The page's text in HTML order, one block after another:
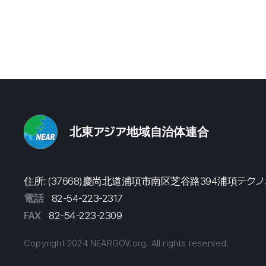
北東アジア地域自治体連合
住所: (37668)慶尚北道浦項市南区芝谷路394浦項テク
電話
82-54-223-2317
FAX
82-54-223-2309
Copyright 2024 NEARGOV.org. All rights reserved.